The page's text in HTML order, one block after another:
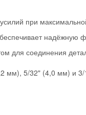
при
надёжную
для соединения
мм), 5/32" (4,0 мм) и